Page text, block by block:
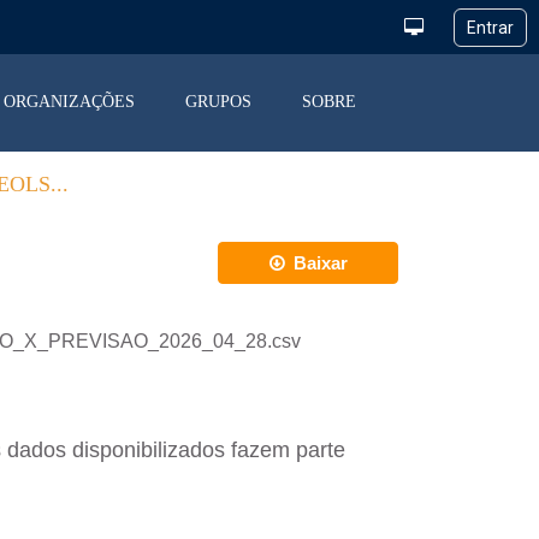
ORGANIZAÇÕES GRUPOS SOBRE
Baixar
disponibilizados fazem parte